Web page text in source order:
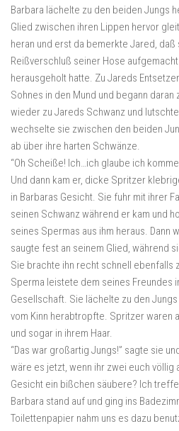
Barbara lächelte zu den beiden Jungs
Glied zwischen ihren Lippen hervor
heran und erst da bemerkte Jared, daß
Reißverschluß seiner Hose
herausgeholt hatte. Zu Jareds
Sohnes in den Mund und begann
wieder zu Jareds Schwanz und
wechselte sie zwischen den beiden
ab über ihre harten Schwänze.
“Oh Scheiße! Ich…ich glaube ich
Und dann kam er, dicke Spritzer
in Barbaras Gesicht. Sie fuhr mit ihrer
seinen Schwanz während er kam und
seines Spermas aus ihm heraus. Dann
saugte fest an seinem Glied, während
Sie brachte ihn recht schnell ebenfalls
Sperma leistete dem seines Freundes
Gesellschaft. Sie lächelte zu den
vom Kinn herabtropfte. Spritzer waren
und sogar in ihrem Haar.
“Das war großartig Jungs!” sagte sie
wäre es jetzt, wenn ihr zwei euch völlig
Gesicht ein bißchen säubere? Ich
Barbara stand auf und ging ins
Toilettenpapier nahm uns es dazu